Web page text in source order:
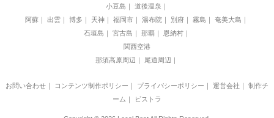
小豆島
道後温泉
阿蘇
出雲 博多 天神 福岡市 湯布院 別府 霧島
奄美大島
石垣島
宮古島 那覇
恩納村
関西空港
那須高原周辺
尾道周辺
お問い合わせ｜ コンテンツ制作ポリシー ｜ プライバシーポリシー ｜ 運営会社 ｜ 制作チ
ーム ｜ ビストラ